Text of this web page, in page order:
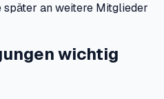
später an weitere Mitglieder
wichtig